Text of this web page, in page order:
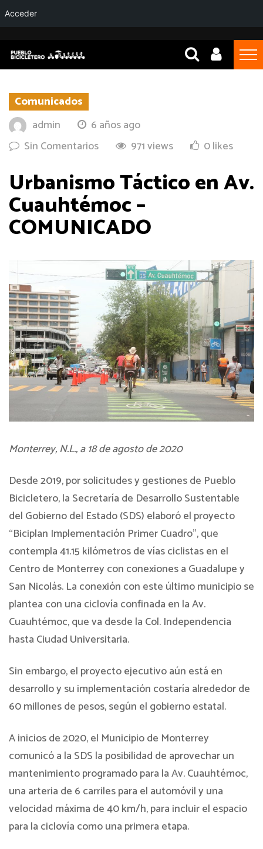
Comunicados
admin
6 años ago
Sin Comentarios
971 views 0 likes
Urbanismo Táctico en Av.
Cuauhtémoc –
COMUNICADO
Monterrey, N.L., a 18 de agosto de 2020
Desde 2019, por solicitudes y gestiones de Pueblo
Bicicletero, la Secretaría de Desarrollo Sustentable
del Gobierno del Estado (SDS) elaboró el proyecto
“Biciplan Implementación Primer Cuadro”, que
contempla 41.15 kilómetros de vías ciclistas en el
Centro de Monterrey con conexiones a Guadalupe y
San Nicolás. La conexión con este último municipio se
plantea con una ciclovía confinada en la Av.
Cuauhtémoc, que va desde la Col. Independencia
hasta Ciudad Universitaria.
Sin embargo, el proyecto ejecutivo aún está en
desarrollo y su implementación costaría alrededor de
60 millones de pesos, según el gobierno estatal.
A inicios de 2020, el Municipio de Monterrey
comunicó a la SDS la posibilidad de aprovechar un
mantenimiento programado para la Av. Cuauhtémoc,
una arteria de 6 carriles para el automóvil y una
velocidad máxima de 40 km/h, para incluir el espacio
para la ciclovía como una primera etapa.
Acceder